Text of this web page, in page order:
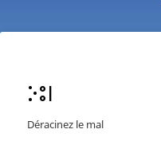
ⴾⵓⵏ
Déracinez le mal